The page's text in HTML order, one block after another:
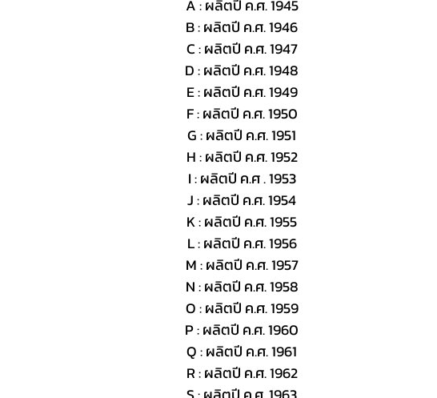
A : ผลิตปี ค.ศ. 1945
B : ผลิตปี ค.ศ. 1946
C : ผลิตปี ค.ศ. 1947
D : ผลิตปี ค.ศ. 1948
E : ผลิตปี ค.ศ. 1949
F : ผลิตปี ค.ศ. 1950
G : ผลิตปี ค.ศ. 1951
H : ผลิตปี ค.ศ. 1952
I : ผลิตปี ค.ศ . 1953
J : ผลิตปี ค.ศ. 1954
K : ผลิตปี ค.ศ. 1955
L : ผลิตปี ค.ศ. 1956
M : ผลิตปี ค.ศ. 1957
N : ผลิตปี ค.ศ. 1958
O : ผลิตปี ค.ศ. 1959
P : ผลิตปี ค.ศ. 1960
Q : ผลิตปี ค.ศ. 1961
R : ผลิตปี ค.ศ. 1962